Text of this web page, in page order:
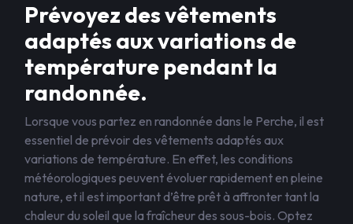
Prévoyez des vêtements
adaptés aux variations de
température pendant la
randonnée.
Lorsque vous partez en randonnée dans le Perche, il est
essentiel de prévoir des vêtements adaptés aux
variations de température. En effet, les conditions
météorologiques peuvent évoluer rapidement en pleine
nature, et il est important d’être prêt à affronter tant la
chaleur du soleil que la fraîcheur des sous-bois. Optez